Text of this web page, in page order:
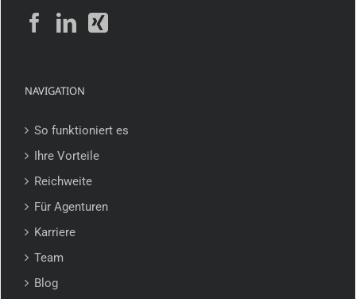
NAVIGATION
So funktioniert es
Ihre Vorteile
Reichweite
Für Agenturen
Karriere
Team
Blog